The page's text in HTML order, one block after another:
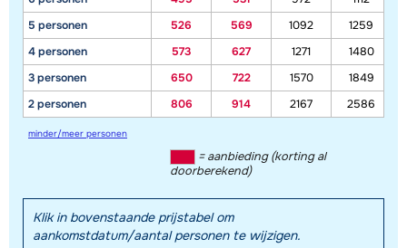
5 personen
4 personen
3 personen
2 personen
526
569 1092
1259
573
627 1271
1480
650
722 1570
1849
806
914 2167 2586
minder/meer personen
= aanbieding (korting al
doorberekend)
Klik in bovenstaande prijstabel om
aankomstdatum/aantal personen te wijzigen.